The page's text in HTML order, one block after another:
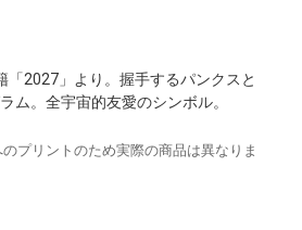
「2027」より。握手するパンクスと
ム。全宇宙的友愛のシンボル。
プリントのため実際の商品は異なりま